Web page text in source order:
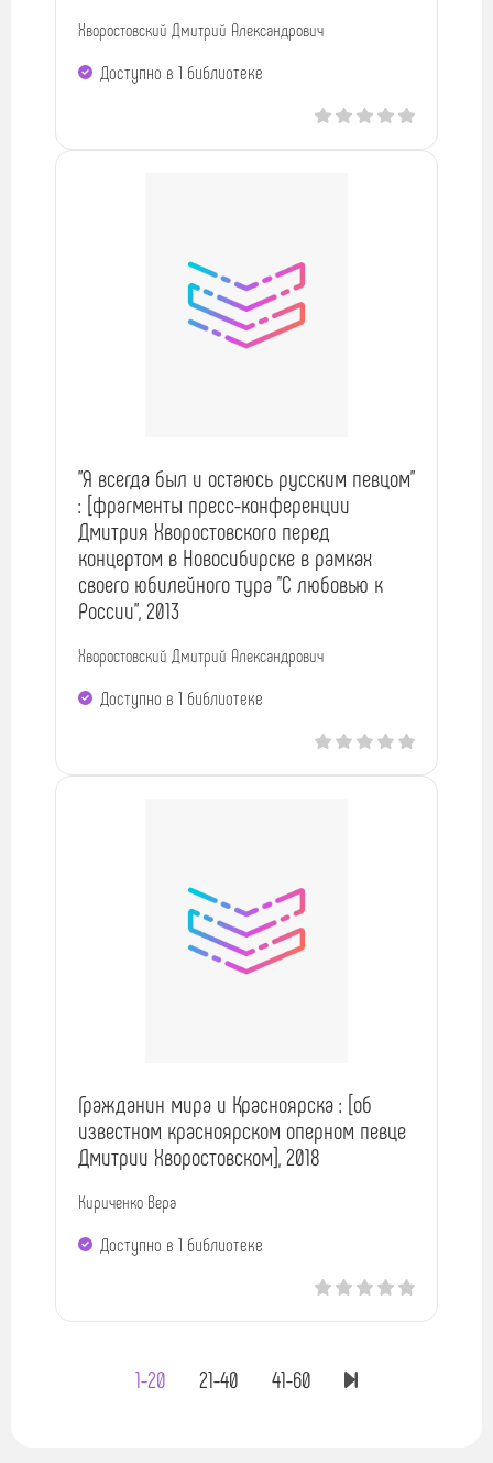
Хворостовский Дмитрий Александрович
Доступно в 1 библиотекe
"Я всегда был и остаюсь русским певцом"
: [фрагменты пресс-конференции
Дмитрия Хворостовского перед
концертом в Новосибирске в рамках
своего юбилейного тура "С любовью к
России", 2013
Хворостовский Дмитрий Александрович
Доступно в 1 библиотекe
Гражданин мира и Красноярска : [об
известном красноярском оперном певце
Дмитрии Хворостовском], 2018
Кириченко Вера
Доступно в 1 библиотекe
1-20 21-40 41-60